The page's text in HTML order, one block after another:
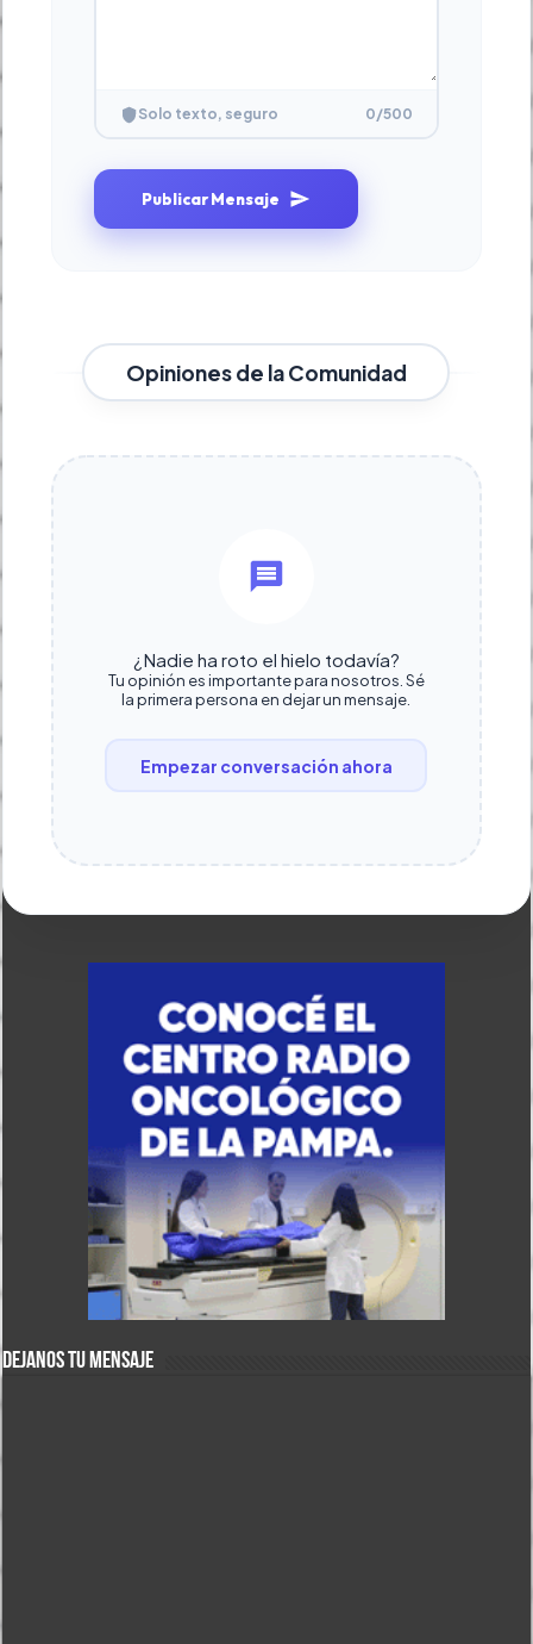
Solo texto, seguro 0/500
Publicar Mensaje
Opiniones de la Comunidad
¿Nadie ha roto el hielo todavía?
Tu opinión es importante para nosotros. Sé
la primera persona en dejar un mensaje.
Empezar conversación ahora
DEJANOS TU MENSAJE